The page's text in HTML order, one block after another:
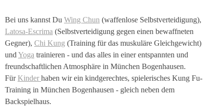
Bei uns kannst Du Wing Chun (waffenlose Selbstverteidigung),
Latosa-Escrima (Selbstverteidigung gegen einen bewaffneten
Gegner), Chi Kung (Training für das muskuläre Gleichgewicht)
und Yoga trainieren - und das alles in einer entspannten und
freundschaftlichen Atmosphäre in München Bogenhausen.
FürKinder haben wir ein kindgerechtes, spielerisches Kung Fu-
Training in München Bogenhausen - gleich neben dem
Backspielhaus.